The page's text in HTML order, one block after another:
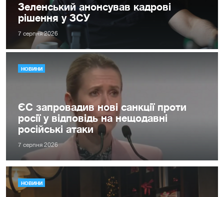
Зеленський анонсував кадрові
рішення у ЗСУ
7 серпня 2026
НОВИНИ
ЄС запровадив нові санкції проти
росії у відповідь на нещодавні
російські атаки
7 серпня 2026
НОВИНИ